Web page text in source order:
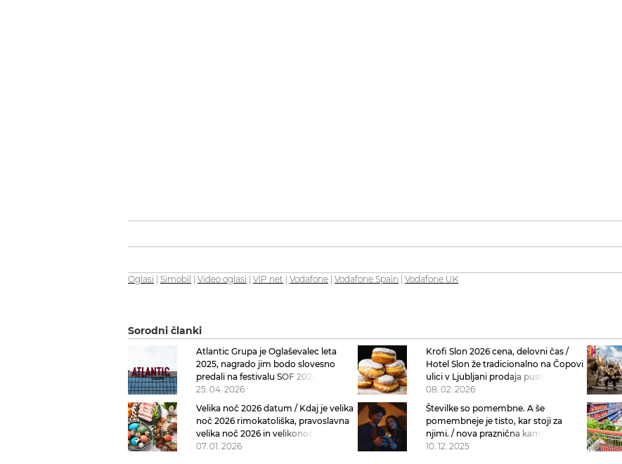
Oglasi Simobil Video oglasi VIP net Vodafone Vodafone Spain Vodafone UK
Sorodni članki
Atlantic Grupa je Oglaševalec leta
2025, nagrado jim bodo slovesno
predali na festivalu SOF 2026
25. 04. 2026
Krofi Slon 2026 cena, delovni čas /
Hotel Slon že tradicionalno na Čopovi
ulici v Ljubljani prodaja pustne
slonove krofe
08. 02. 2026
Velika noč 2026 datum / Kdaj je velika
noč 2026 rimokatoliška, pravoslavna
velika noč 2026 in velikonočni
ponedeljek 2026
07. 01. 2026
Številke so pomembne. A še
pomembneje je tisto, kar stoji za
njimi. / nova praznična kampanja
NLB Skupine, ki jo je ustvarila
10. 12. 2025